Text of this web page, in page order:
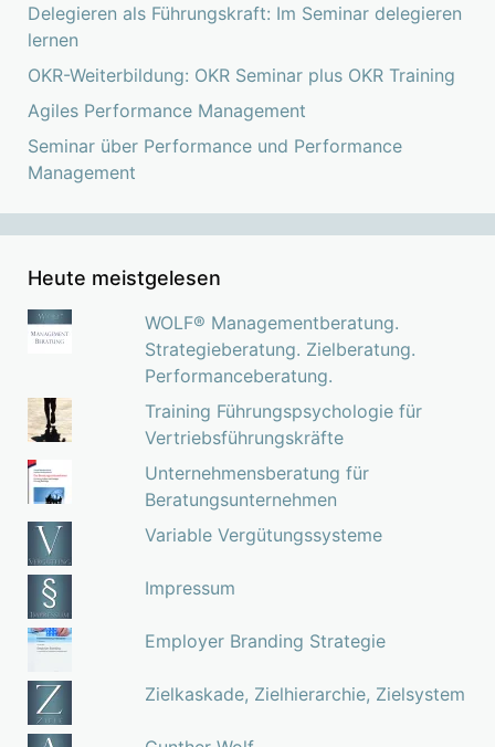
Delegieren als Führungskraft: Im Seminar delegieren
lernen
OKR-Weiterbildung: OKR Seminar plus OKR Training
Agiles Performance Management
Seminar über Performance und Performance
Management
Heute meistgelesen
WOLF® Managementberatung.
Strategieberatung. Zielberatung.
Performanceberatung.
Training Führungspsychologie für
Vertriebsführungskräfte
Unternehmensberatung für
Beratungsunternehmen
Variable Vergütungssysteme
Impressum
Employer Branding Strategie
Zielkaskade, Zielhierarchie, Zielsystem